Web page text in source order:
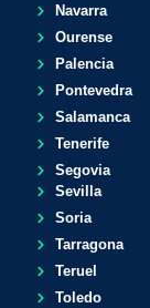
Navarra
Ourense
Palencia
Pontevedra
Salamanca
Tenerife
Segovia
Sevilla
Soria
Tarragona
Teruel
Toledo